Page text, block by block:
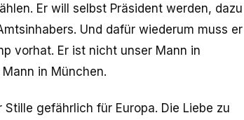
Er will selbst Präsident werden, dazu
Und dafür wiederum muss er
vorhat. Er ist nicht unser Mann in
in München.
gefährlich für Europa. Die Liebe zu